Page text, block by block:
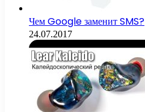
Чем Google заменит SMS?
24.07.2017